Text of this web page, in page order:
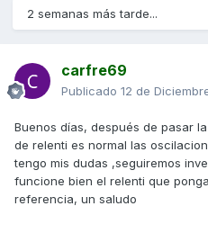
2 semanas más tarde...
carfre69
Publicado 12 de
Buenos días, después de pasar
de relenti es normal las
tengo mis dudas ,seguiremos
funcione bien el relenti que
referencia, un saludo